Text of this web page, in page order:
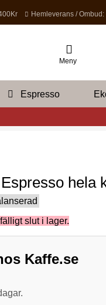
Hemleverans /
Meny
Espresso
hela
slut i lager.
Kaffe.se